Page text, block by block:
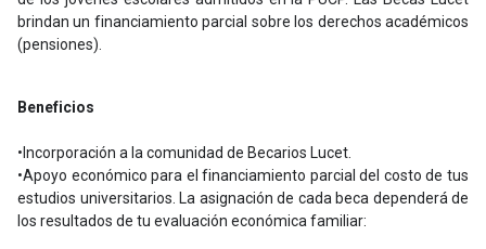
brindan un financiamiento parcial sobre los derechos académicos
(pensiones).
Beneficios
•Incorporación a la comunidad de Becarios Lucet.
•Apoyo económico para el financiamiento parcial del costo de tus
estudios universitarios. La asignación de cada beca dependerá de
los resultados de tu evaluación económica familiar: